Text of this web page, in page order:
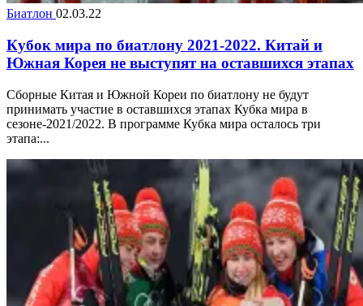
Биатлон 02.03.22
Кубок мира по биатлону 2021-2022. Китай и
Южная Корея не выступят на оставшихся этапах
Сборные Китая и Южной Кореи по биатлону не будут
принимать участие в оставшихся этапах Кубка мира в
сезоне-2021/2022. В программе Кубка мира осталось три
этапа:...